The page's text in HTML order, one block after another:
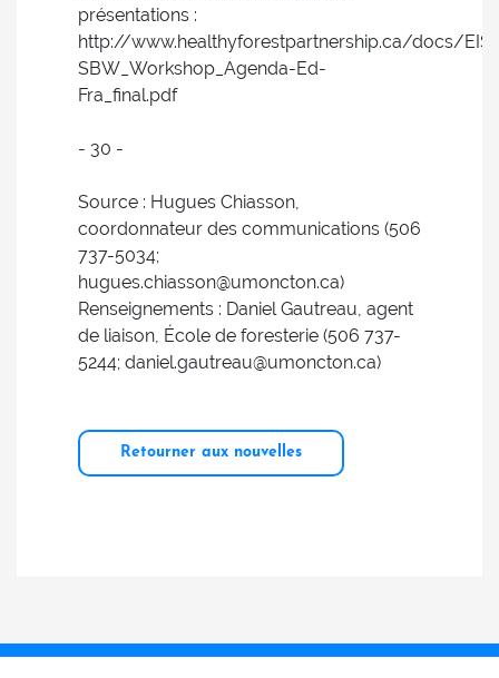
présentations :
http://www.healthyforestpartnership.ca/docs/EIS-
SBW_Workshop_Agenda-Ed-
Fra_final.pdf
- 30 -
Source : Hugues Chiasson,
coordonnateur des communications (506
737-5034;
hugues.chiasson@umoncton.ca)
Renseignements : Daniel Gautreau, agent
de liaison, École de foresterie (506 737-
5244; daniel.gautreau@umoncton.ca)
Retourner aux nouvelles